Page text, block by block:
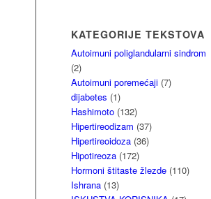
KATEGORIJE TEKSTOVA
Autoimuni poliglandularni sindrom
(2)
Autoimuni poremećaji (7)
dijabetes (1)
Hashimoto (132)
Hipertireodizam (37)
Hipertireoidoza (36)
Hipotireoza (172)
Hormoni štitaste žlezde (110)
Ishrana (13)